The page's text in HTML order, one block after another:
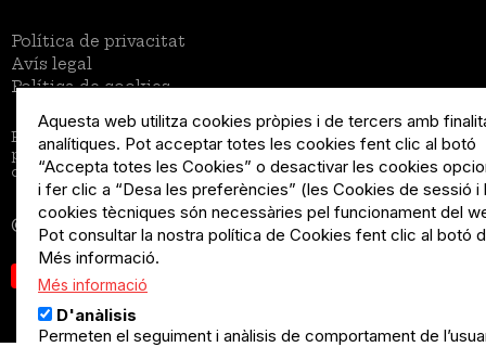
Menú
Legal
Política de privacitat
Avís legal
Política de cookies
El Quèdequè no es fa responsable de les activitats
programades; en són responsables els col·lectius
organitzadors.
© Quedequè, 2025
Aquesta web utilitza cookies pròpies i de tercers amb
analítiques. Pot acceptar totes les cookies fent clic al botó
“Accepta totes les Cookies” o desactivar les cookies
i fer clic a “Desa les preferències” (les Cookies de sessió i
cookies tècniques són necessàries pel funcionament del
Pot consultar la nostra política de Cookies fent clic al botó
Més informació.
Més informació
D'anàlisis
Permeten el seguiment i anàlisis de comportament de